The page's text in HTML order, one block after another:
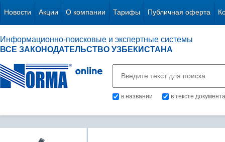
Новости Акции О компании Тарифы Публичная оферта
Информационно-поисковые и экспертные системы
ВСЕ ЗАКОНОДАТЕЛЬСТВО УЗБЕКИСТАНА
в названии в тексте документа